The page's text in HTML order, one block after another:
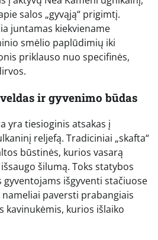
salos „gyvąją“ prigimtį.
juntamas kiekviename
smėlio paplūdimių iki
priklauso nuo specifinės,
ir gyvenimo būdas
yra tiesioginis atsakas į
reljefą. Tradiciniai „skafta“
būstinės, kurios vasarą
šilumą. Toks statybos
išgyventi stačiuose
paversti prabangiais
kavinukėmis, kurios išlaiko